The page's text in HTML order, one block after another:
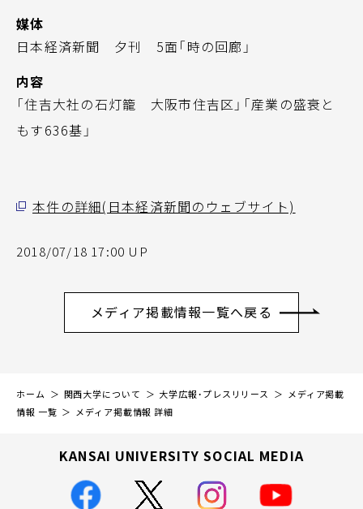
媒体
日本経済新聞 夕刊 5面「時の回廊」
内容
「住吉大社の石灯籠 大阪市住吉区」「産業の盛衰と
もす636基」
本件の詳細(日本経済新聞のウェブサイト)
2018/07/18 17:00 UP
メディア掲載情報一覧へ戻る
ホーム 関西大学について 大学広報・プレスリリース
メディア掲載
情報 一覧
メディア掲載情報 詳細
KANSAI UNIVERSITY SOCIAL MEDIA